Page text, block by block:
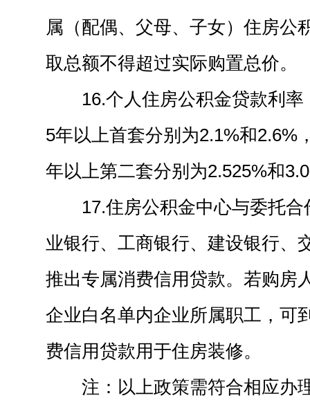
属（配偶、父母、子女）住房公
取总额不得超过实际购置总价。
16.个人住房公积金贷款利
5年以上首套分别为2.1%和2.6%
年以上第二套分别为2.525%和
17.住房公积金中心与委托
业银行、工商银行、建设银行、
推出专属消费信用贷款。若购房
企业白名单内企业所属职工，可
费信用贷款用于住房装修。
注：以上政策需符合相应办